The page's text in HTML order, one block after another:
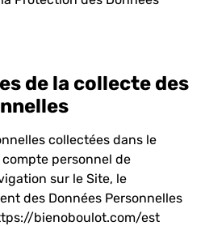
de la collecte des
collectées dans le
personnel de
sur le Site, le
des Données Personnelles
bienoboulot.com/est